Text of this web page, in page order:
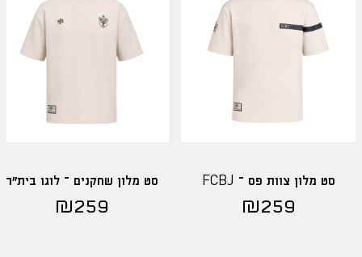
סט מלון צוות פס – FCBJ
₪259
סט מלון שחקנים – לוגו בית"ר
₪259